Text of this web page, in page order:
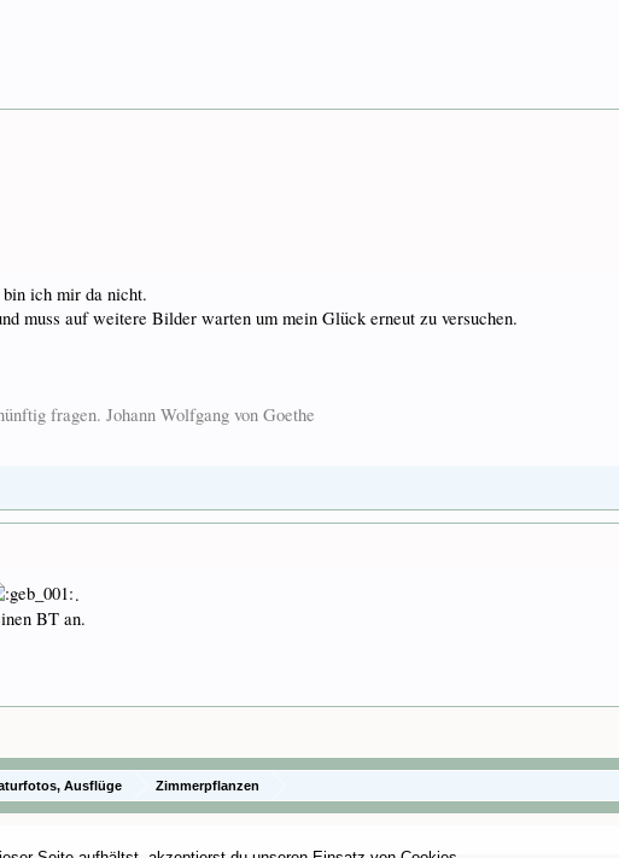
ich mir da nicht.
muss auf weitere Bilder warten um mein Glück erneut zu versuchen.
fragen. Johann Wolfgang von Goethe
.
BT an.
Ausflüge Zimmerpflanzen